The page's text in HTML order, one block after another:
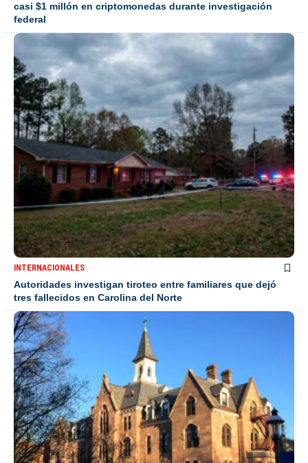
casi $1 millón en criptomonedas durante investigación
federal
INTERNACIONALES
Autoridades investigan tiroteo entre familiares que dejó
tres fallecidos en Carolina del Norte